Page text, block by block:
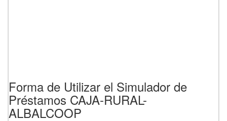
Forma de Utilizar el Simulador de
Préstamos CAJA-RURAL-
ALBALCOOP